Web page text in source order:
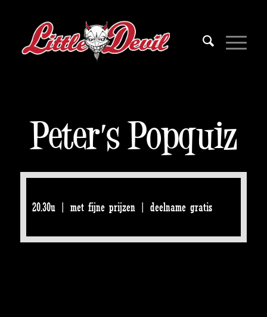
Peter’s Popquiz
20.30u | met fijne prijzen | deelname gratis